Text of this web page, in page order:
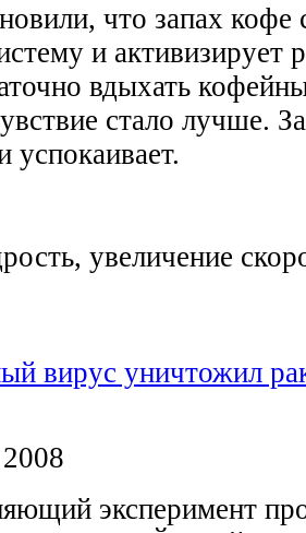
что запах кофе
и активизирует
вдыхать
стало лучше.
успокаивает.
увеличение
вирус уничтожил
эксперимент